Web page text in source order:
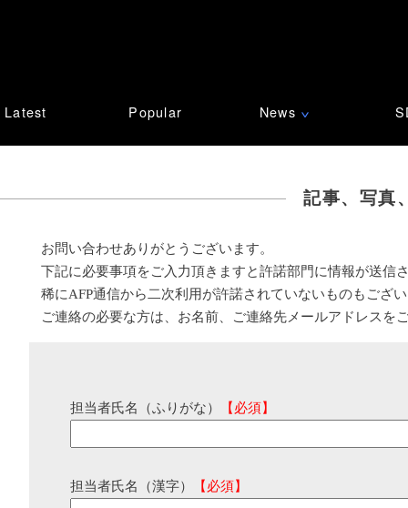
Latest Popular News ∨
記事、写真
お問い合わせありがとうございます。
下記に必要事項をご入力頂きますと許諾部門に情報が送信
稀にAFP通信から二次利用が許諾されていないものもござ
ご連絡の必要な方は、お名前、ご連絡先メールアドレスを
担当者氏名（ふりがな） 【必須】
担当者氏名（漢字） 【必須】